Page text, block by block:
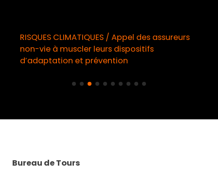
RISQUES CLIMATIQUES / Appel des assureurs
non-vie à muscler leurs dispositifs
d’adaptation et prévention
Bureau de Tours